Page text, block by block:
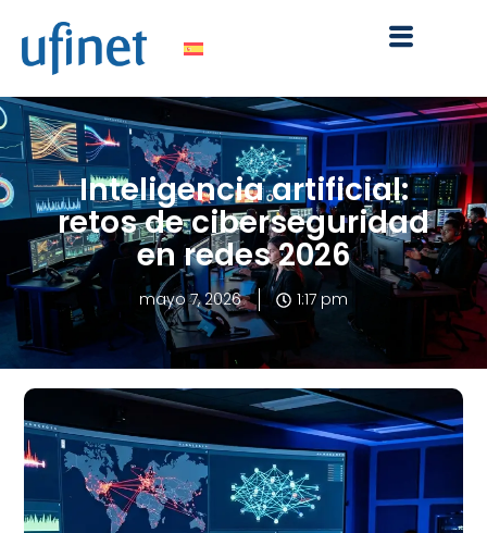
contenido
Inteligencia artificial:
retos de ciberseguridad
en redes 2026
mayo 7, 2026 1:17 pm